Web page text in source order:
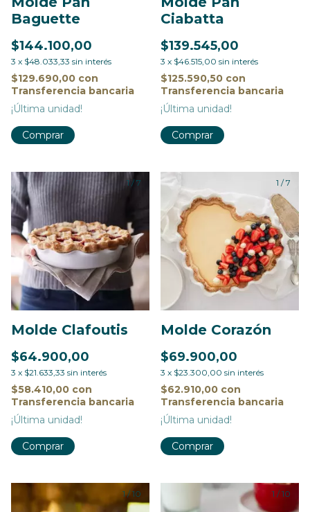
Baguette
$144.100,00
3 x $48.033,33 sin interés
$129.690,00 con
Transferencia bancaria
¡Última unidad!
Comprar
Ciabatta
$139.545,00
3 x $46.515,00 sin interés
$125.590,50 con
Transferencia bancaria
¡Última unidad!
Comprar
1 / 7
Molde Clafoutis
$64.900,00
3 x $21.633,33 sin interés
$58.410,00 con
Transferencia bancaria
¡Última unidad!
Comprar
1 /7
Molde Corazón
$69.900,00
3 x $23.300,00 sin interés
$62.910,00 con
Transferencia bancaria
¡Última unidad!
Comprar
1/ 10 1 / 10